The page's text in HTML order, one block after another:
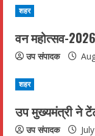
a
d
i
n
g
शहर
वन महोत्सव-
उप संपादक
शहर
उप मुख्यमंत्री ने
उप संपादक